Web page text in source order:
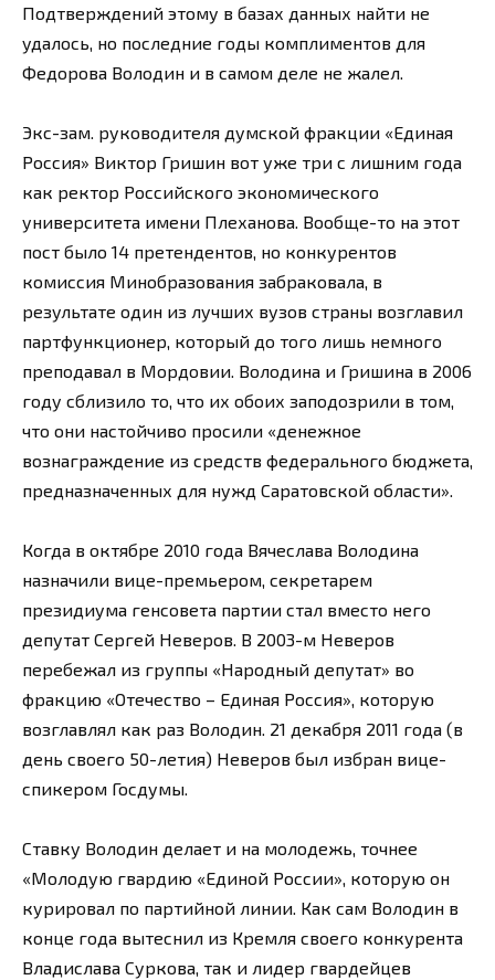
Подтверждений этому в базах данных найти не
удалось, но последние годы комплиментов для
Федорова Володин и в самом деле не жалел.
Экс-зам. руководителя думской фракции «Единая
Россия» Виктор Гришин вот уже три с лишним года
как ректор Российского экономического
университета имени Плеханова. Вообще-то на этот
пост было 14 претендентов, но конкурентов
комиссия Минобразования забраковала, в
результате один из лучших вузов страны возглавил
партфункционер, который до того лишь немного
преподавал в Мордовии. Володина и Гришина в 2006
году сблизило то, что их обоих заподозрили в том,
что они настойчиво просили «денежное
вознаграждение из средств федерального бюджета,
предназначенных для нужд Саратовской области».
Когда в октябре 2010 года Вячеслава Володина
назначили вице-премьером, секретарем
президиума генсовета партии стал вместо него
депутат Сергей Неверов. В 2003-м Неверов
перебежал из группы «Народный депутат» во
фракцию «Отечество – Единая Россия», которую
возглавлял как раз Володин. 21 декабря 2011 года (в
день своего 50-летия) Неверов был избран вице-
спикером Госдумы.
Ставку Володин делает и на молодежь, точнее
«Молодую гвардию «Единой России», которую он
курировал по партийной линии. Как сам Володин в
конце года вытеснил из Кремля своего конкурента
Владислава Суркова, так и лидер гвардейцев